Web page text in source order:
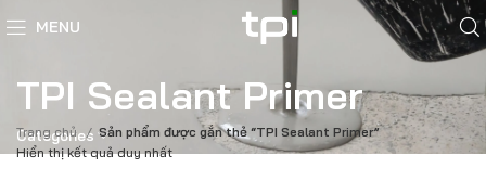
MENU
TPI Sealant Primer
Categories
Trang chủ
Sản phẩm được gắn thẻ “TPI Sealant Primer”
Hiển thị kết quả duy nhất